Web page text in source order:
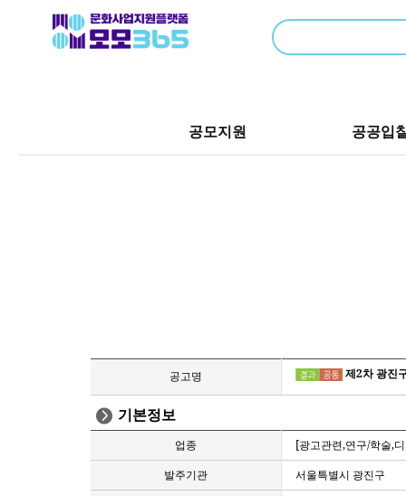
공모지원 공공입
공고명 제2차 광진
기본정보
업종
[광고관련,연구/학술,
발주기관
서울특별시 광진구